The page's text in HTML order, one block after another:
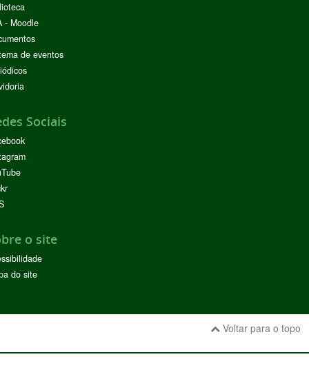
- Moodle
de eventos
Sociais
o site
do site
Voltar para o topo